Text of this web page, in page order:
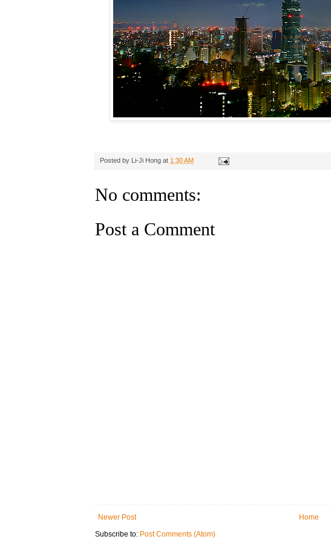
Posted by Li-Ji Hong at 1:30 AM
No comments:
Post a Comment
Newer Post
Home
Subscribe to: Post Comments (Atom)